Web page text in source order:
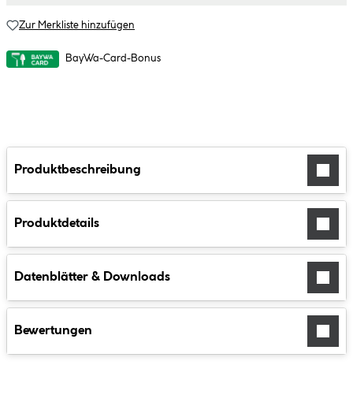
Zur Merkliste hinzufügen
BayWa-Card-Bonus
Produktbeschreibung
Produktdetails
Datenblätter & Downloads
Bewertungen